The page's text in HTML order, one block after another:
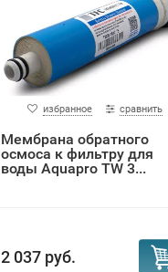
избранное сравнить
Мембрана обратного
осмоса к фильтру для
воды Aquapro TW 3...
2 037 руб.